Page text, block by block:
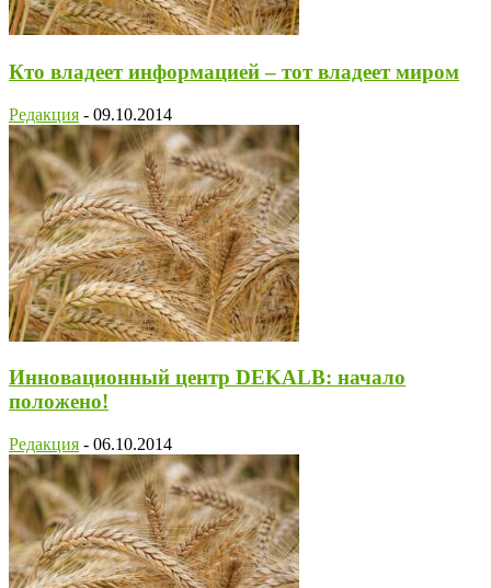
Кто владеет информацией – тот владеет миром
Редакция - 09.10.2014
Инновационный центр DEKALB: начало
положено!
Редакция - 06.10.2014